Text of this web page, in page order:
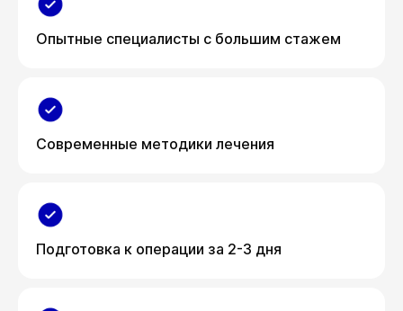
Опытные специалисты с большим стажем
Современные методики лечения
Подготовка к операции за 2-3 дня